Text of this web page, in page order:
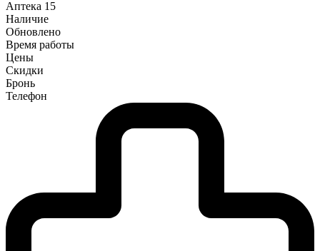
Аптека 15
Наличие
Обновлено
Время работы
Цены
Скидки
Бронь
Телефон